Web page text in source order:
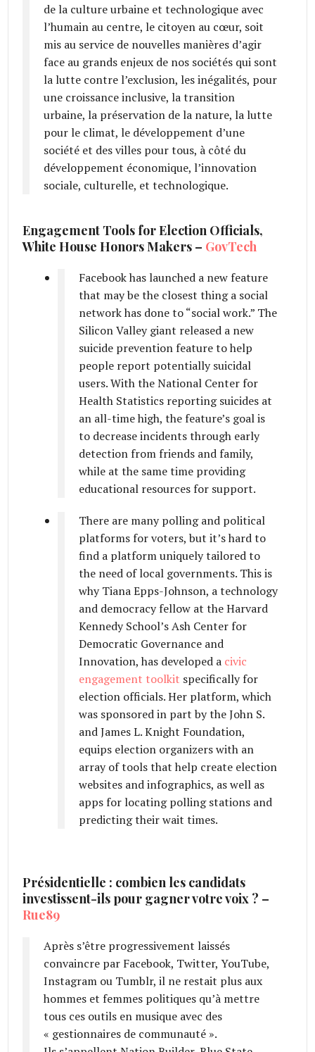
de la culture urbaine et technologique avec
l’humain au centre, le citoyen au cœur, soit
mis au service de nouvelles manières d’agir
face au grands enjeux de nos sociétés qui sont
la lutte contre l’exclusion, les inégalités, pour
une croissance inclusive, la transition
urbaine, la préservation de la nature, la lutte
pour le climat, le développement d’une
société et des villes pour tous, à côté du
développement économique, l’innovation
sociale, culturelle, et technologique.
Engagement Tools for Election Officials,
White House Honors Makers – GovTech
Facebook has launched a new feature
that may be the closest thing a social
network has done to “social work.” The
Silicon Valley giant released a new
suicide prevention feature to help
people report potentially suicidal
users. With the National Center for
Health Statistics reporting suicides at
an all-time high, the feature’s goal is
to decrease incidents through early
detection from friends and family,
while at the same time providing
educational resources for support.
There are many polling and political
platforms for voters, but it’s hard to
find a platform uniquely tailored to
the need of local governments. This is
why Tiana Epps-Johnson, a technology
and democracy fellow at the Harvard
Kennedy School’s Ash Center for
Democratic Governance and
Innovation, has developed a civic
engagement toolkit specifically for
election officials. Her platform, which
was sponsored in part by the John S.
and James L. Knight Foundation,
equips election organizers with an
array of tools that help create election
websites and infographics, as well as
apps for locating polling stations and
predicting their wait times.
Présidentielle : combien les candidats
investissent-ils pour gagner votre voix ? –
Rue89
Après s’être progressivement laissés
convaincre par Facebook, Twitter, YouTube,
Instagram ou Tumblr, il ne restait plus aux
hommes et femmes politiques qu’à mettre
tous ces outils en musique avec des
« gestionnaires de communauté ».